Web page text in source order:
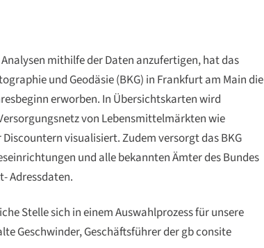
mithilfe der Daten anzufertigen, hat das
und Geodäsie (BKG) in Frankfurt am Main die
erworben. In Übersichtskarten wird
von Lebensmittelmärkten wie
visualisiert. Zudem versorgt das BKG
und alle bekannten Ämter des Bundes
Adressdaten.
Stelle sich in einem Auswahlprozess für unsere
Geschwinder, Geschäftsführer der gb consite